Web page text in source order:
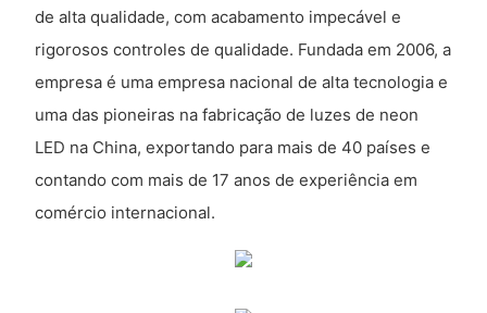
de alta qualidade, com acabamento impecável e
rigorosos controles de qualidade. Fundada em 2006, a
empresa é uma empresa nacional de alta tecnologia e
uma das pioneiras na fabricação de luzes de neon
LED na China, exportando para mais de 40 países e
contando com mais de 17 anos de experiência em
comércio internacional.